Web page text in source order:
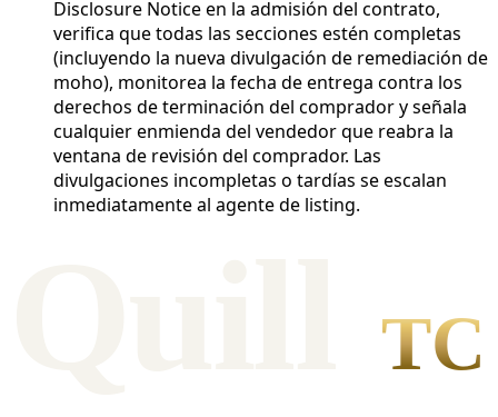
Disclosure Notice en la admisión del contrato,
verifica que todas las secciones estén completas
(incluyendo la nueva divulgación de remediación de
moho), monitorea la fecha de entrega contra los
derechos de terminación del comprador y señala
cualquier enmienda del vendedor que reabra la
ventana de revisión del comprador. Las
divulgaciones incompletas o tardías se escalan
inmediatamente al agente de listing.
TC